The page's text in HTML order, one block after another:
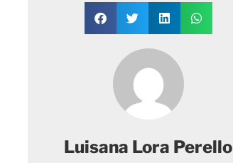
Luisana Lora Perello